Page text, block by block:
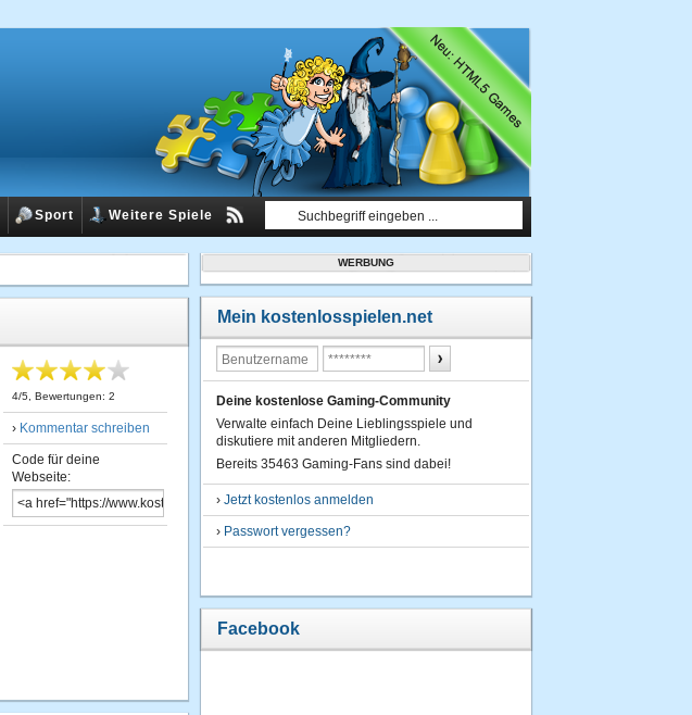
Sport Weitere Spiele
4/5 , Bewertungen: 2
› Kommentar schreiben
Code für deine
Webseite:
WERBUNG
Mein kostenlosspielen.net
Deine kostenlose Gaming-Community
Verwalte einfach Deine Lieblingsspiele und
diskutiere mit anderen Mitgliedern.
Bereits 35463 Gaming-Fans sind dabei!
› Jetzt kostenlos anmelden
› Passwort vergessen?
Facebook